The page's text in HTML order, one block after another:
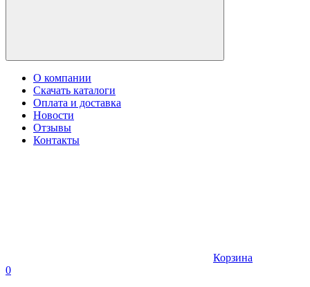
О компании
Скачать каталоги
Оплата и доставка
Новости
Отзывы
Контакты
Корзина
0